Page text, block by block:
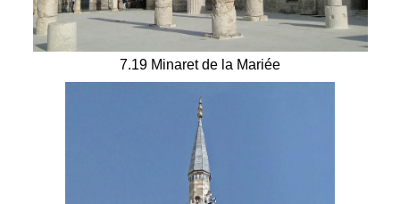
7.19 Minaret de la Mariée